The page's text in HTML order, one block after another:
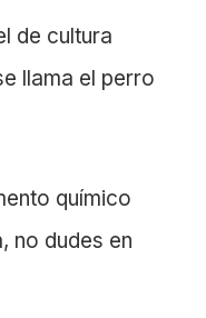
de cultura
llama el perro
químico
no dudes en